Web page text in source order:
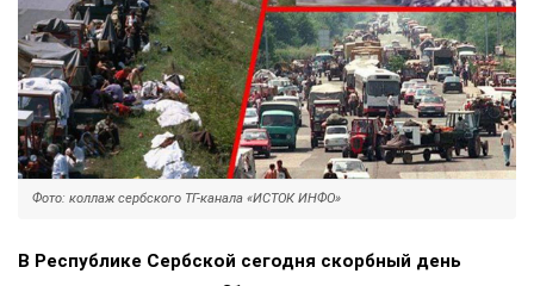
Фото: коллаж сербского ТГ-канала «ИСТОК ИНФО»
В Республике Сербской сегодня скорбный день